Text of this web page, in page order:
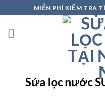
to
content
MIỄN PHÍ KIỂM TRA
Sửa lọc nước